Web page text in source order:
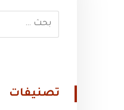
تصنيفات